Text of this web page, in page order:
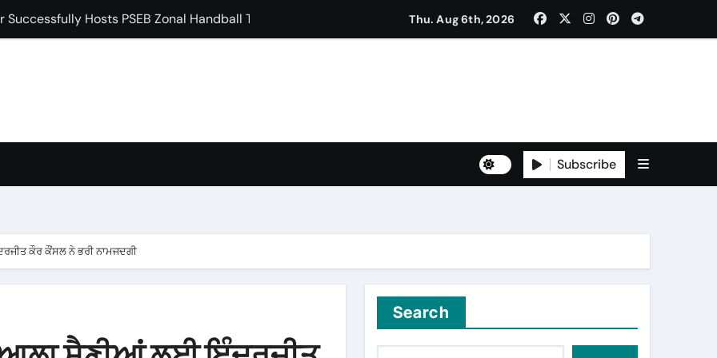
Ceremony for Postgraduate Freshers
ਸਮਿਟ ’ਚ ਮਿਲਿਆ ਵੱਕਾਰੀ ਲੀਡਰਸ਼ਿਪ ਐਵਾਰਡ
Thu. Aug 6th, 2026
Subscribe
ਕੌਰ ਕੌਂਸਲ ਨੇ ਭਰੀ ਨਾਮਜਦਗੀ
Search